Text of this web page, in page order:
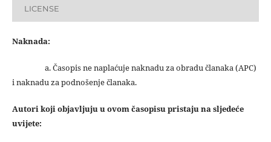
LICENSE
Naknada:
a. Časopis ne naplaćuje naknadu za obradu članaka (APC)
i naknadu za podnošenje članaka.
Autori koji objavljuju u ovom časopisu pristaju na sljedeće
uvijete: